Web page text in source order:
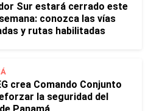
Sur estará cerrado este
conozca las vías
y rutas habilitadas
crea Comando Conjunto
la seguridad del